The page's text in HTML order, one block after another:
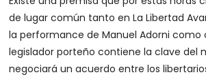
de lugar común tanto en La Libertad
la performance de Manuel Adorni como
legislador porteño contiene la clave del
negociará un acuerdo entre los